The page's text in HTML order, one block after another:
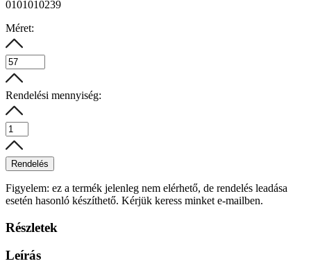
0101010239
Méret:
Rendelési mennyiség:
Rendelés
Figyelem: ez a termék jelenleg nem elérhető, de rendelés leadása
esetén hasonló készíthető. Kérjük keress minket e-mailben.
Részletek
Leírás